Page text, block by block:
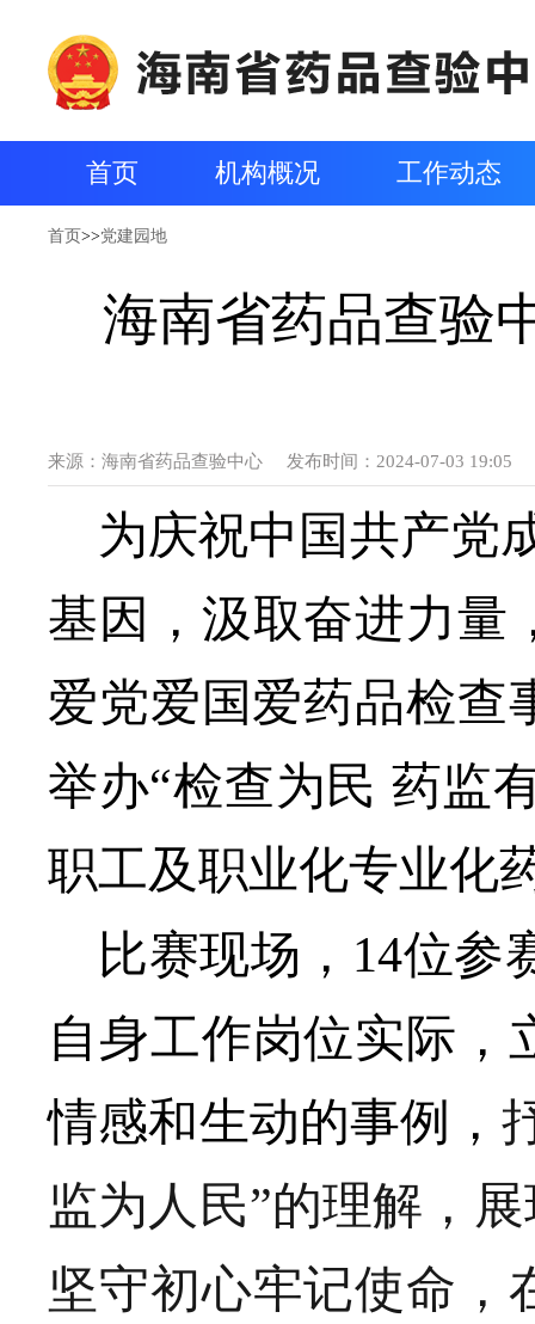
首页 机构概况 工作动态
首页 >>党建园地
海南省药品查验
来源： 海南省药品查验中心 发布时间：2024-07-03 19:05
为庆祝中国共产党
基因，汲取奋进力量
爱党爱国爱药品检查
举办“检查为民 药监
职工及职业化专业化
比赛现场， 14位参
自身工作岗位实际，
情感和生动的事例，
监为人民”的理解，
坚守初心牢记使命，